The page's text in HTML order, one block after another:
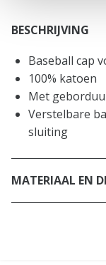
BESCHRIJVING
Baseball cap
100% katoen
Met
Verstelbare
sluiting
MATERIAAL EN